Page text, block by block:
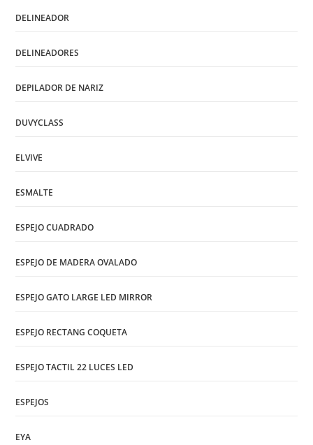
DELINEADOR
DELINEADORES
DEPILADOR DE NARIZ
DUVYCLASS
ELVIVE
ESMALTE
ESPEJO CUADRADO
ESPEJO DE MADERA OVALADO
ESPEJO GATO LARGE LED MIRROR
ESPEJO RECTANG COQUETA
ESPEJO TACTIL 22 LUCES LED
ESPEJOS
EYA